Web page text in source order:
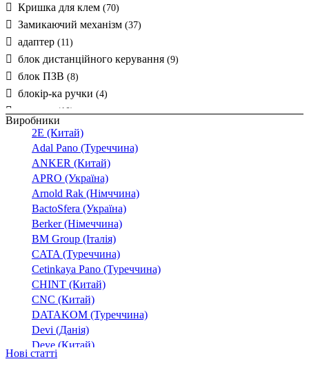
Кришка для клем (70)
Замикаючий механізм (37)
адаптер (11)
блок дистанційного керування (9)
блок ПЗВ (8)
блокір-ка ручки (4)
(10)
клеми(10)
панелі(7)
перегородки(9)
реле(7)
рукоятка(64)
сполучений контакт(2)
трансформатор струму
шина для підключення
інше(12)
Виробники
2E (Китай)
Adal Pano (Туреччина)
ANKER (Китай)
APRO (Україна)
Arnold Rak (Німччина)
BactoSfera (Україна)
Berker (Німеччина)
BM Group (Італія)
CATA (Туреччина)
Cetinkaya Pano (Туреччина)
CHINT (Китай)
CNC (Китай)
DATAKOM (Туреччина)
Devi (Данія)
Deye (Китай)
DigiTop (Україна)
Нові статті